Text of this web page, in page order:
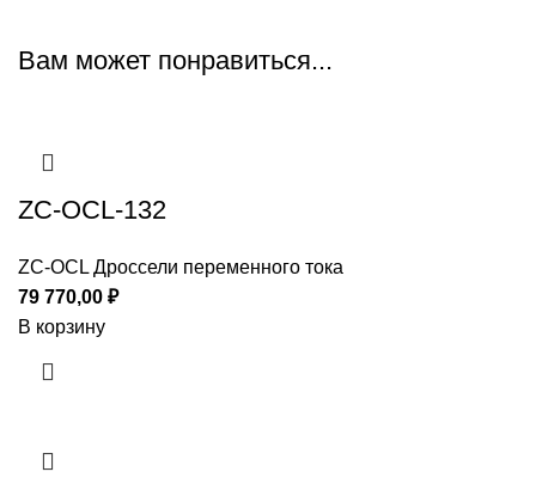
Вам может понравиться...
ZC-OCL-132
ZC-OCL Дроссели переменного тока
79 770,00 ₽
В корзину